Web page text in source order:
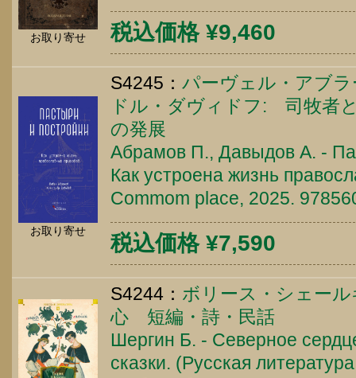
お取り寄せ 税込価格 ¥9,460
お取り寄せ
S4245： パーヴェル・アブ
ドル・ダヴィドフ: 司牧者
の発展
Абрамов П., Давыдов А. -
Как устроена жизнь
Commom place, 2025.
税込価格 ¥7,590
S4244： ボリース・シェー
心 短編・詩・民話
Шергин Б. - Северное
сказки. (Русская